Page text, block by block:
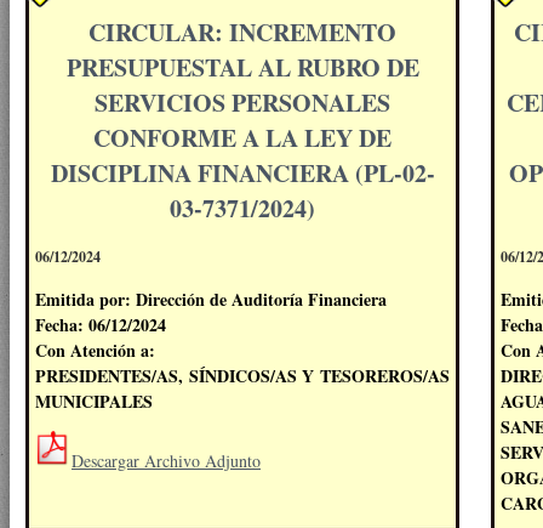
CIRCULAR: INCREMENTO
PRESUPUESTAL AL RUBRO DE
SERVICIOS PERSONALES
CONFORME A LA LEY DE
DISCIPLINA FINANCIERA (PL-02-
03-7371/2024)
06/12/2024
Emitida por: Dirección de Auditoría Financiera
Fecha: 06/12/2024
Con Atención a:
PRESIDENTES/AS, SÍNDICOS/AS Y TESOREROS/AS
MUNICIPALES
Descargar Archivo Adjunto
06/12/
Con